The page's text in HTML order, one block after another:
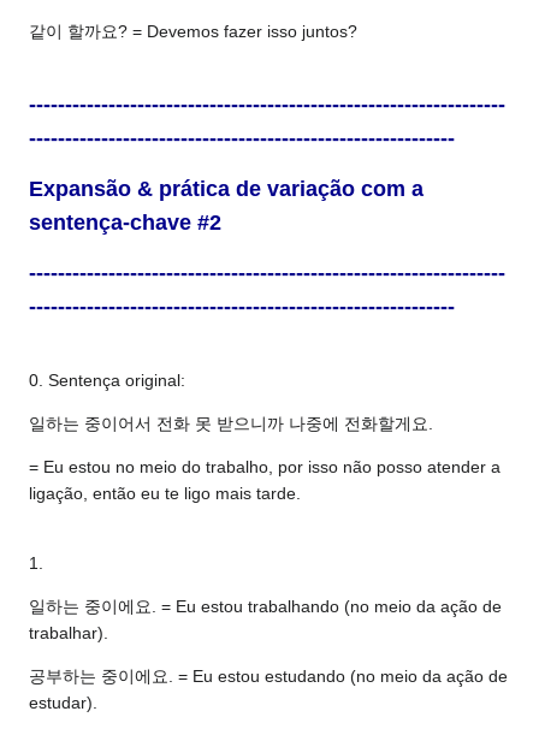
같이 할까요? = Devemos fazer isso juntos?
------------------------------------------------------------------
-----------------------------------------------------------
Expansão & prática de variação com a
sentença-chave #2
------------------------------------------------------------------
-----------------------------------------------------------
0. Sentença original:
일하는 중이어서 전화 못 받으니까 나중에 전화할게요.
= Eu estou no meio do trabalho, por isso não posso atender a
ligação, então eu te ligo mais tarde.
1.
일하는 중이에요. = Eu estou trabalhando (no meio da ação de
trabalhar).
공부하는 중이에요. = Eu estou estudando (no meio da ação de
estudar).